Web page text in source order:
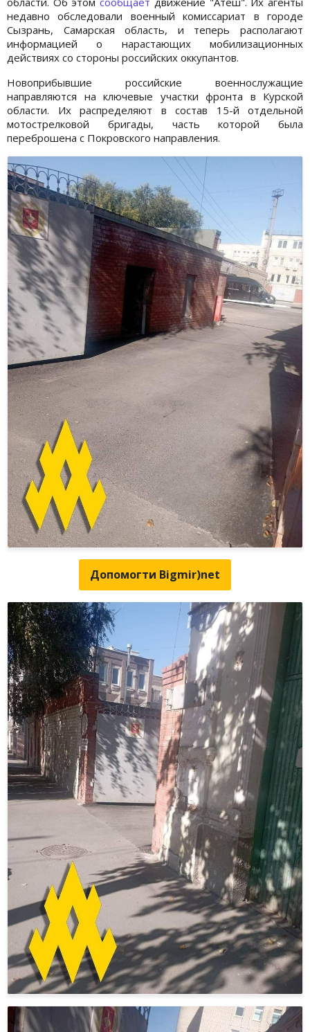
недавно обследовали военный комиссариат в городе
Сызрань, Самарская область, и теперь располагают
информацией о нарастающих мобилизационных
действиях со стороны российских оккупантов.
Новоприбывшие российские военнослужащие
направляются на ключевые участки фронта в Курской
области. Их распределяют в состав 15-й отдельной
мотострелковой бригады, часть которой была
переброшена с Покровского направления.
Допомогти Bigmir)net